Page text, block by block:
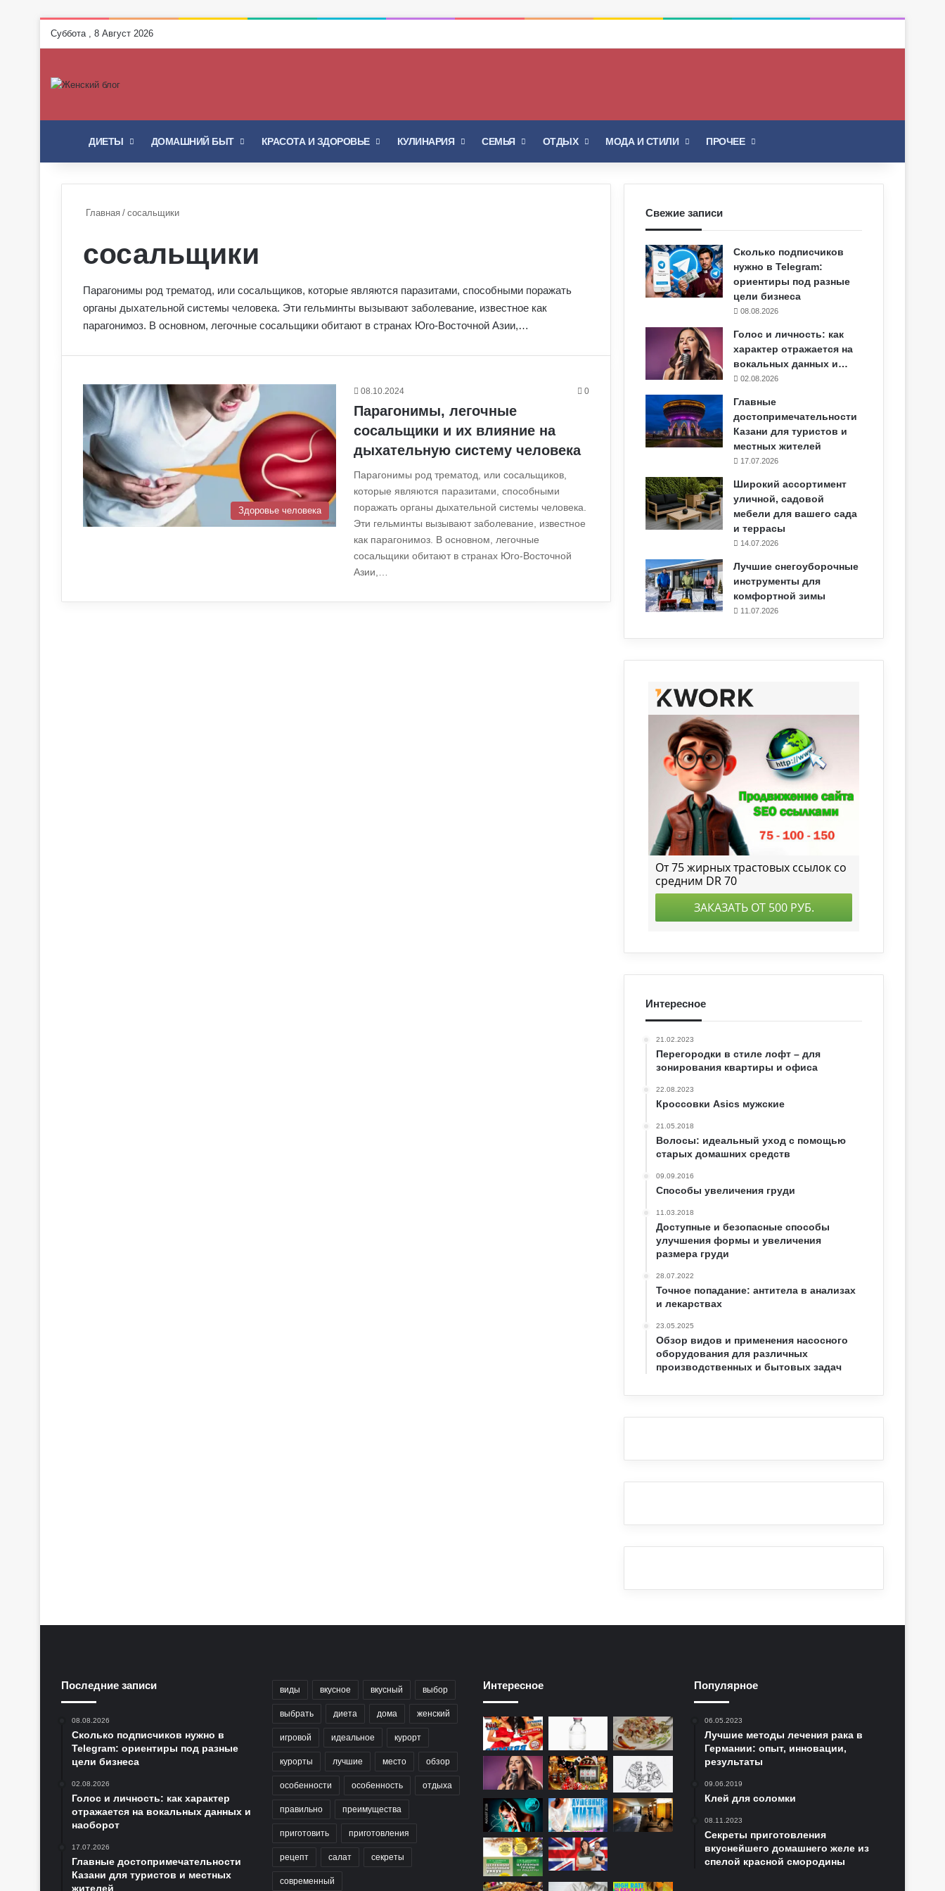
Суббота , 8 Август 2026
ГЛАВНАЯ
ДИЕТЫ ДОМАШНИЙ БЫТ КРАСОТА И ЗДОРОВЬЕ КУЛИНАРИЯ СЕМЬЯ ОТДЫХ МОДА И СТИЛИ ПРОЧЕЕ
Главная / сосальщики
сосальщики
Парагонимы род трематод, или сосальщиков, которые являются паразитами, способными поражать
органы дыхательной системы человека. Эти гельминты вызывают заболевание, известное как
парагонимоз. В основном, легочные сосальщики обитают в странах Юго-Восточной Азии,…
Здоровье человека
08.10.2024 0
Парагонимы, легочные
сосальщики и их влияние на
дыхательную систему человека
Парагонимы род трематод, или сосальщиков,
которые являются паразитами, способными
поражать органы дыхательной системы человека.
Эти гельминты вызывают заболевание, известное
как парагонимоз. В основном, легочные
сосальщики обитают в странах Юго-Восточной
Азии,…
Свежие записи
Сколько подписчиков
нужно в Telegram:
ориентиры под разные
цели бизнеса
08.08.2026
Голос и личность: как
характер отражается на
вокальных данных и…
02.08.2026
Главные
достопримечательности
Казани для туристов и
местных жителей
17.07.2026
Широкий ассортимент
уличной, садовой
мебели для вашего сада
и террасы
14.07.2026
Лучшие снегоуборочные
инструменты для
комфортной зимы
11.07.2026
Интересное
21.02.2023
Перегородки в стиле лофт – для
зонирования квартиры и офиса
22.08.2023
Кроссовки Asics мужские
21.05.2018
Волосы: идеальный уход с помощью
старых домашних средств
09.09.2016
Способы увеличения груди
11.03.2018
Доступные и безопасные способы
улучшения формы и увеличения
размера груди
28.07.2022
Точное попадание: антитела в анализах
и лекарствах
23.05.2025
Обзор видов и применения насосного
оборудования для различных
производственных и бытовых задач
Последние записи
08.08.2026
Сколько подписчиков нужно в
Telegram: ориентиры под разные
цели бизнеса
02.08.2026
Голос и личность: как характер
отражается на вокальных данных и
наоборот
17.07.2026
Главные достопримечательности
Казани для туристов и местных
жителей
виды вкусное вкусный выбор
выбрать диета дома женский
игровой идеальное курорт
курорты лучшие место обзор
особенности особенность отдыха
правильно преимущества
приготовить приготовления
рецепт салат секреты
современный
Интересное Популярное
06.05.2023
Лучшие методы лечения рака в
Германии: опыт, инновации,
результаты
09.06.2019
Клей для соломки
08.11.2023
Секреты приготовления
вкуснейшего домашнего желе из
спелой красной смородины